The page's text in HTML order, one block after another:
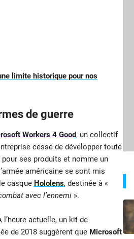
limite historique pour nos
de guerre
Workers 4 Good, un collectif
cesse de développer toute
pour ses produits et nomme un
américaine se sont mis
casque Hololens, destinée à «
avec l’ennemi».
actuelle, un kit de
de 2018 suggèrent que Microsoft